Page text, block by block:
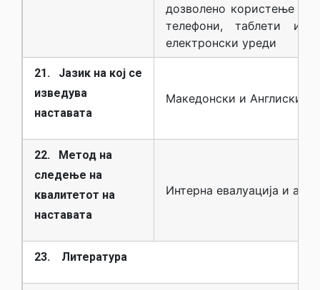
дозволено користење на
телефони, таблети или
електронски уреди
21. Јазик на кој се
изведува
наставата
Македонски и Англиски
22. Метод на
следење на
квалитетот на
наставата
Интерна евалуација и
23. Литература